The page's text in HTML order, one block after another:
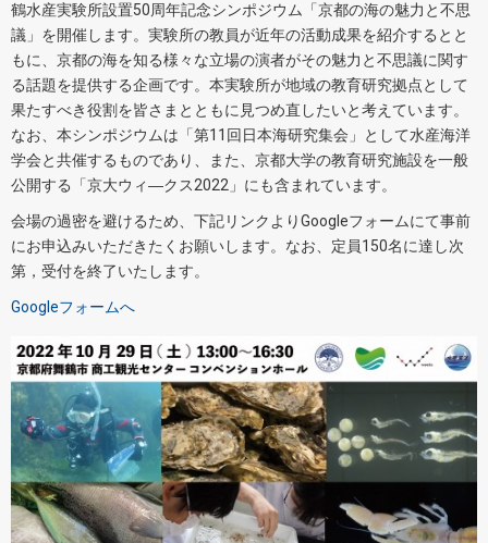
鶴水産実験所設置50周年記念シンポジウム「京都の海の魅力と不思
議」を開催します。実験所の教員が近年の活動成果を紹介するとと
もに、京都の海を知る様々な立場の演者がその魅力と不思議に関す
る話題を提供する企画です。本実験所が地域の教育研究拠点として
果たすべき役割を皆さまとともに見つめ直したいと考えています。
なお、本シンポジウムは「第11回日本海研究集会」として水産海洋
学会と共催するものであり、また、京都大学の教育研究施設を一般
公開する「京大ウィ―クス2022」にも含まれています。
会場の過密を避けるため、下記リンクよりGoogleフォームにて事前
にお申込みいただきたくお願いします。なお、定員150名に達し次
第，受付を終了いたします。
Googleフォームへ